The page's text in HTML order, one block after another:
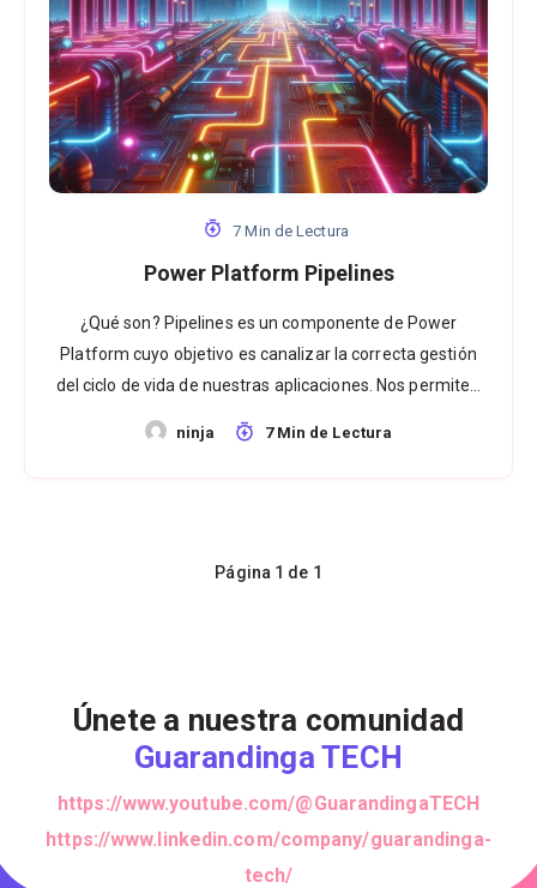
7 Min de Lectura
Power Platform Pipelines
¿Qué son? Pipelines es un componente de Power
Platform cuyo objetivo es canalizar la correcta gestión
del ciclo de vida de nuestras aplicaciones. Nos permite…
ninja 7 Min de Lectura
Página 1 de 1
Únete a nuestra comunidad
Guarandinga TECH
https://www.youtube.com/@GuarandingaTECH
https://www.linkedin.com/company/guarandinga-
tech/